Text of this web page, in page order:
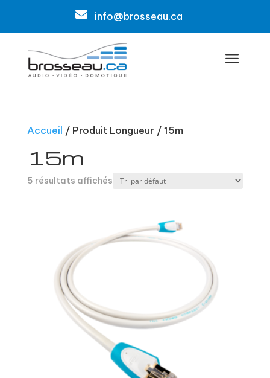
 info@brosseau.ca
a
Accueil / Produit Longueur / 15m
15m
5 résultats affichés